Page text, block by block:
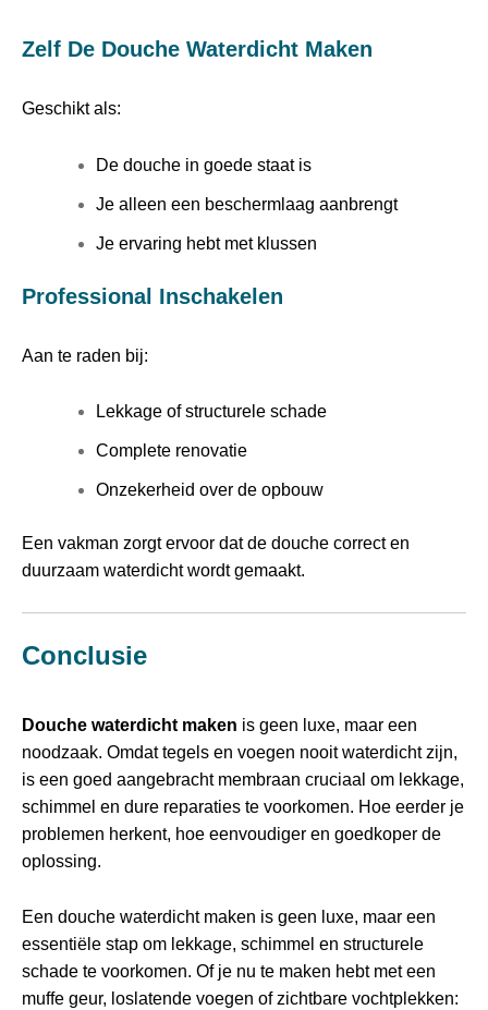
Zelf De Douche Waterdicht Maken
Geschikt als:
De douche in goede staat is
Je alleen een beschermlaag aanbrengt
Je ervaring hebt met klussen
Professional Inschakelen
Aan te raden bij:
Lekkage of structurele schade
Complete renovatie
Onzekerheid over de opbouw
Een vakman zorgt ervoor dat de douche correct en
duurzaam waterdicht wordt gemaakt.
Conclusie
Douche waterdicht maken is geen luxe, maar een
noodzaak. Omdat tegels en voegen nooit waterdicht zijn,
is een goed aangebracht membraan cruciaal om lekkage,
schimmel en dure reparaties te voorkomen. Hoe eerder je
problemen herkent, hoe eenvoudiger en goedkoper de
oplossing.
Een douche waterdicht maken is geen luxe, maar een
essentiële stap om lekkage, schimmel en structurele
schade te voorkomen. Of je nu te maken hebt met een
muffe geur, loslatende voegen of zichtbare vochtplekken: